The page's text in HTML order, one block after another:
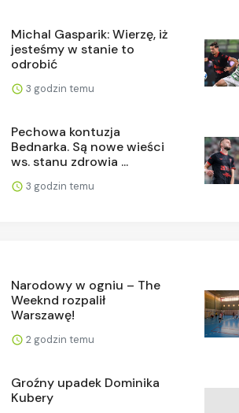
Michal Gasparik: Wierzę, iż
jesteśmy w stanie to
odrobić
3 godzin temu
Pechowa kontuzja
Bednarka. Są nowe wieści
ws. stanu zdrowia ...
3 godzin temu
Narodowy w ogniu – The
Weeknd rozpalił
Warszawę!
2 godzin temu
Groźny upadek Dominika
Kubery